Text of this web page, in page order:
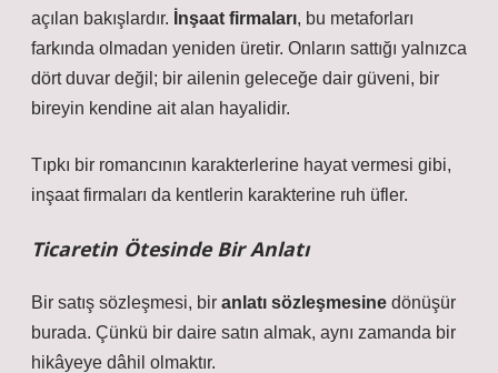
açılan bakışlardır. İnşaat firmaları, bu metaforları
farkında olmadan yeniden üretir. Onların sattığı yalnızca
dört duvar değil; bir ailenin geleceğe dair güveni, bir
bireyin kendine ait alan hayalidir.
Tıpkı bir romancının karakterlerine hayat vermesi gibi,
inşaat firmaları da kentlerin karakterine ruh üfler.
Ticaretin Ötesinde Bir Anlatı
Bir satış sözleşmesi, bir anlatı sözleşmesine dönüşür
burada. Çünkü bir daire satın almak, aynı zamanda bir
hikâyeye dâhil olmaktır.